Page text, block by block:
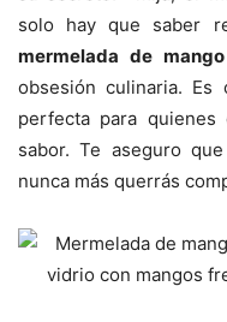
solo hay que saber
mermelada de
obsesión culinaria. Es
perfecta para
sabor. Te aseguro
nunca más querrás